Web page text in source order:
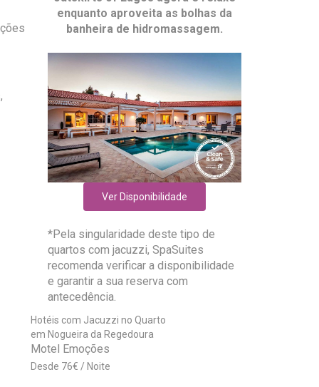
enquanto aproveita as bolhas da
banheira de hidromassagem.
Ver Disponibilidade
*Pela singularidade deste tipo de
quartos com jacuzzi, SpaSuites
recomenda verificar a disponibilidade
e garantir a sua reserva com
antecedência.
Hotéis com Jacuzzi no Quarto
em Nogueira da Regedoura
Motel Emoções
76€